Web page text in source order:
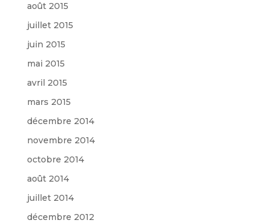
août 2015
juillet 2015
juin 2015
mai 2015
avril 2015
mars 2015
décembre 2014
novembre 2014
octobre 2014
août 2014
juillet 2014
décembre 2012